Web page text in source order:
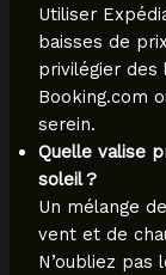
Utiliser
baisses de
privilégier des
Booking.com
serein.
Quelle valise
soleil ?
Un mélange
vent et de
N’oubliez